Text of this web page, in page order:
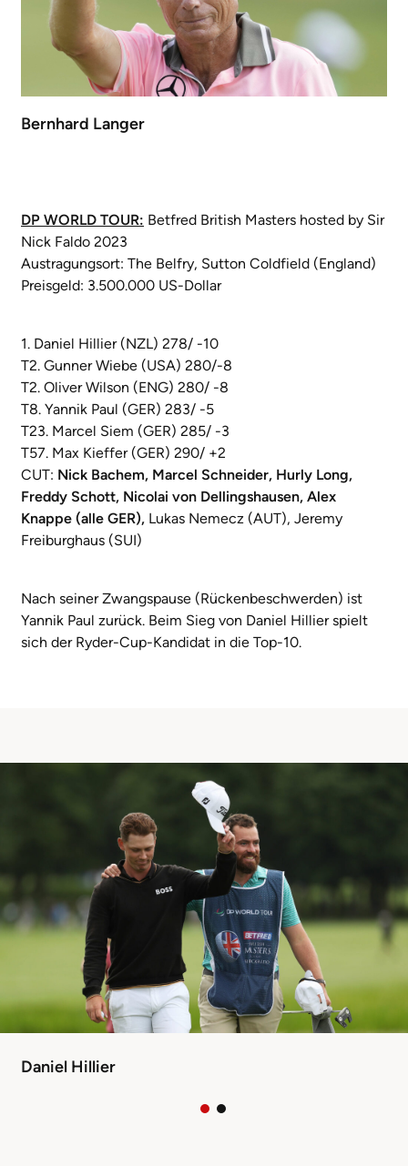
Bernhard Langer
DP WORLD TOUR: Betfred British Masters hosted by Sir
Nick Faldo 2023
Austragungsort: The Belfry, Sutton Coldfield (England)
Preisgeld: 3.500.000 US-Dollar
1. Daniel Hillier (NZL) 278/ -10
T2. Gunner Wiebe (USA) 280/-8
T2. Oliver Wilson (ENG) 280/ -8
T8. Yannik Paul (GER) 283/ -5
T23. Marcel Siem (GER) 285/ -3
T57. Max Kieffer (GER) 290/ +2
CUT: Nick Bachem, Marcel Schneider, Hurly Long,
Freddy Schott, Nicolai von Dellingshausen, Alex
Knappe (alle GER), Lukas Nemecz (AUT), Jeremy
Freiburghaus (SUI)
Nach seiner Zwangspause (Rückenbeschwerden) ist
Yannik Paul zurück. Beim Sieg von Daniel Hillier spielt
sich der Ryder-Cup-Kandidat in die Top-10.
Daniel Hillier